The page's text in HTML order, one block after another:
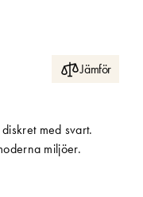
Jämför
med svart.
miljöer.